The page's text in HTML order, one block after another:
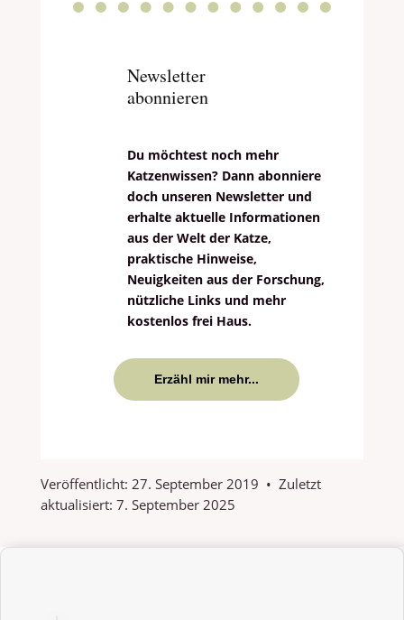
Newsletter
abonnieren
Du möchtest noch mehr
Katzenwissen? Dann abonniere
doch unseren Newsletter und
erhalte aktuelle Informationen
aus der Welt der Katze,
praktische Hinweise,
Neuigkeiten aus der Forschung,
nützliche Links und mehr
kostenlos frei Haus.
Erzähl mir mehr...
Veröffentlicht: 27. September 2019 • Zuletzt
aktualisiert: 7. September 2025